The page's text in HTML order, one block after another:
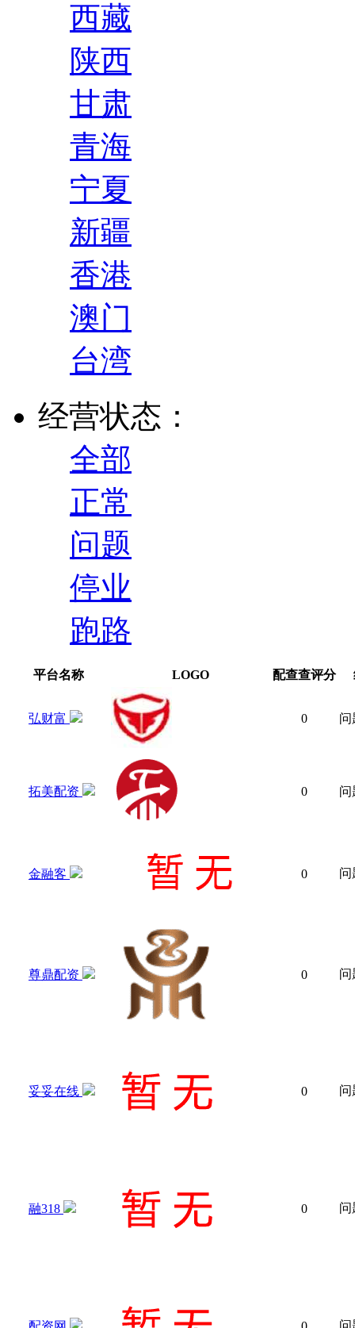
西藏
陕西
甘肃
青海
宁夏
新疆
香港
澳门
台湾
经营状态：
全部
正常
问题
停业
跑路
平台名称 LOGO 配查查评分
弘财富 0 问
拓美配资 0 问
金融客 0 问
尊鼎配资 0 问
妥妥在线 0 问
融318 0 问